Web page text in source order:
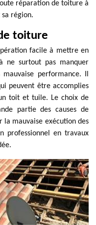
réparation de toiture à
sa région.
toiture
facile à mettre en
ne surtout pas manquer
performance. Il
peuvent être accomplies
toit et tuile. Le choix de
partie des causes de
la mauvaise exécution des
professionnel en travaux